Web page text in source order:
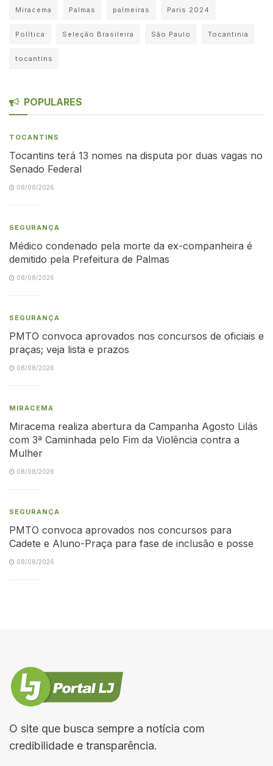
Miracema Palmas palmeiras Paris 2024
Política Seleção Brasileira São Paulo Tocantinia
tocantins
POPULARES
TOCANTINS
Tocantins terá 13 nomes na disputa por duas vagas no
Senado Federal
08/08/2026
SEGURANÇA
Médico condenado pela morte da ex-companheira é
demitido pela Prefeitura de Palmas
08/08/2026
SEGURANÇA
PMTO convoca aprovados nos concursos de oficiais e
praças; veja lista e prazos
08/08/2026
MIRACEMA
Miracema realiza abertura da Campanha Agosto Lilás
com 3ª Caminhada pelo Fim da Violência contra a
Mulher
08/08/2026
SEGURANÇA
PMTO convoca aprovados nos concursos para
Cadete e Aluno-Praça para fase de inclusão e posse
08/08/2026
O site que busca sempre a notícia com
credibilidade e transparência.